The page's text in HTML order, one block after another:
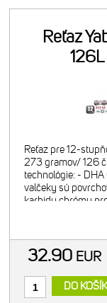
Reťaz
126L
Reťaz pre 12-
273 gramov/ 126
technológie: -
valčeky sú
karbidu chrómu
32.90 EUR
DO